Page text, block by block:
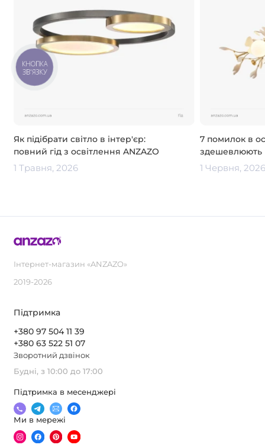
Як підібрати світло в інтер'єр:
повний гід з освітлення ANZAZO
1 Травня, 2026
7 помилок в
здешевлюють
1 Червня, 2026
Інтернет-магазин «ANZAZO»
2019-2026
Підтримка
+380 97 504 11 39
+380 63 522 51 07
Зворотний дзвінок
Будні, з 10:00 до 17:00
Підтримка в месенджері
Ми в мережі
КНОПКА
ЗВ'ЯЗКУ